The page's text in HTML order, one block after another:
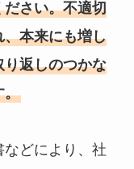
さい。不適切
本来にも増し
返しのつかな
。
どにより、社